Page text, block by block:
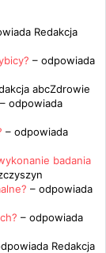
Redakcja
– odpowiada
abcZdrowie
– odpowiada
– odpowiada
badania
– odpowiada
– odpowiada
Redakcja